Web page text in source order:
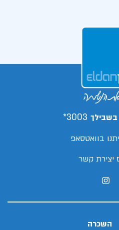
בשבילך 3003*
בוואטסאפ
יצירת קשר
השכרה